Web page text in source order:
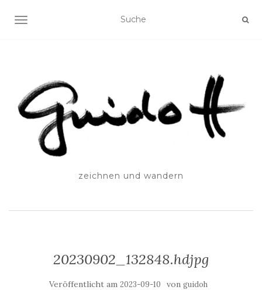
SCHALTE NAVIGATION
zeichnen und wandern
20230902_132848.hdjpg
Veröffentlicht am 2023-09-10 von guidoh